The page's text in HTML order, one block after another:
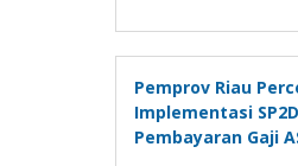
Pemprov Riau
Implementasi
Pembayaran Gaji